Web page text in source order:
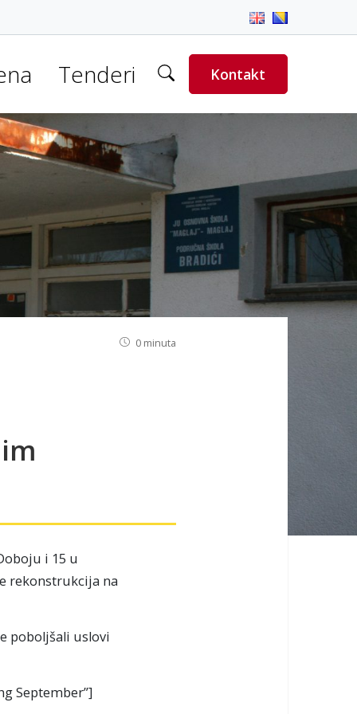
Tenderi Kontakt
0 minuta
i 15 u
rekonstrukcija na
poboljšali uslovi
September”]